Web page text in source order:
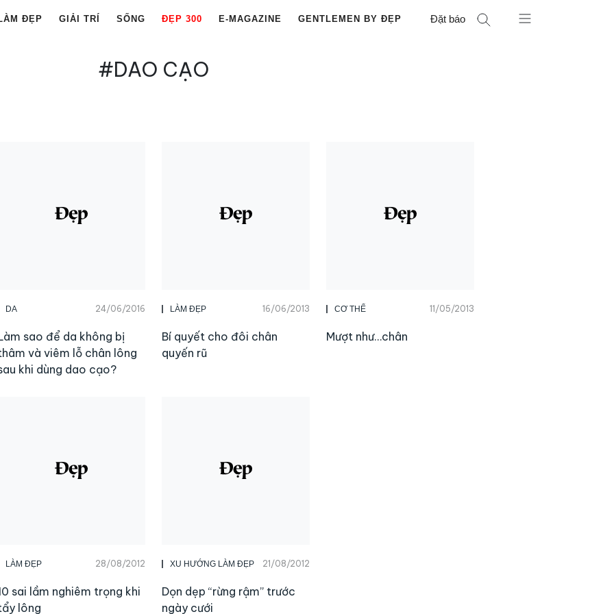
ĐẸP GIẢI TRÍ SỐNG ĐẸP 300 E-MAGAZINE GENTLEMEN BY ĐẸP Đặt báo
#DAO CẠO
DA 24/06/2016
sao để da không bị
và viêm lỗ chân lông
khi dùng dao cạo?
LÀM ĐẸP 16/06/2013
Bí quyết cho đôi chân
quyến rũ
CƠ THỂ 11/05/2013
Mượt như…chân
LÀM ĐẸP 28/08/2012
sai lầm nghiêm trọng khi
lông
XU HƯỚNG LÀM ĐẸP 21/08/2012
Dọn dẹp “rừng rậm” trước
ngày cưới